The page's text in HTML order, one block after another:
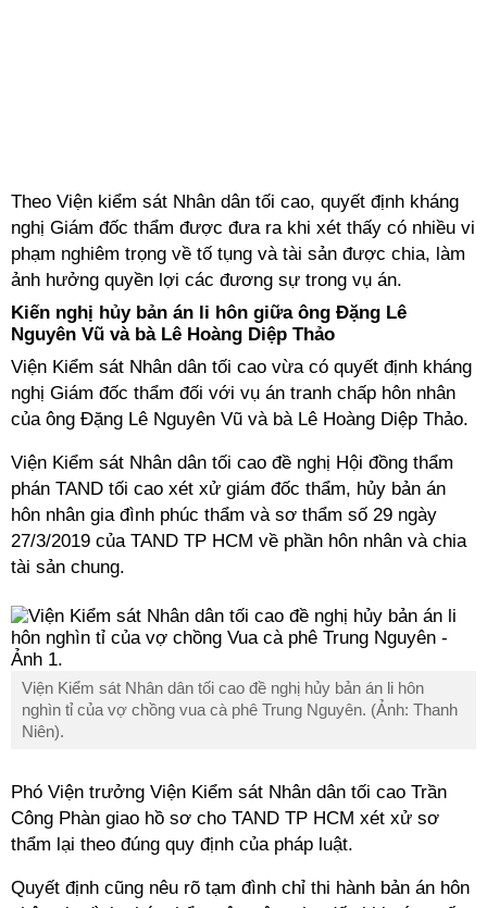
Theo Viện kiểm sát Nhân dân tối cao, quyết định kháng
nghị Giám đốc thẩm được đưa ra khi xét thấy có nhiều vi
phạm nghiêm trọng về tố tụng và tài sản được chia, làm
ảnh hưởng quyền lợi các đương sự trong vụ án.
Kiến nghị hủy bản án li hôn giữa ông Đặng Lê
Nguyên Vũ và bà Lê Hoàng Diệp Thảo
Viện Kiểm sát Nhân dân tối cao vừa có quyết định kháng
nghị Giám đốc thẩm đối với vụ án tranh chấp hôn nhân
của ông Đặng Lê Nguyên Vũ và bà Lê Hoàng Diệp Thảo.
Viện Kiểm sát Nhân dân tối cao đề nghị Hội đồng thẩm
phán TAND tối cao xét xử giám đốc thẩm, hủy bản án
hôn nhân gia đình phúc thẩm và sơ thẩm số 29 ngày
27/3/2019 của TAND TP HCM về phần hôn nhân và chia
tài sản chung.
Viện Kiểm sát Nhân dân tối cao đề nghị hủy bản án li hôn
nghìn tỉ của vợ chồng vua cà phê Trung Nguyên. (Ảnh: Thanh
Niên).
Phó Viện trưởng Viện Kiểm sát Nhân dân tối cao Trần
Công Phàn giao hồ sơ cho TAND TP HCM xét xử sơ
thẩm lại theo đúng quy định của pháp luật.
Quyết định cũng nêu rõ tạm đình chỉ thi hành bản án hôn